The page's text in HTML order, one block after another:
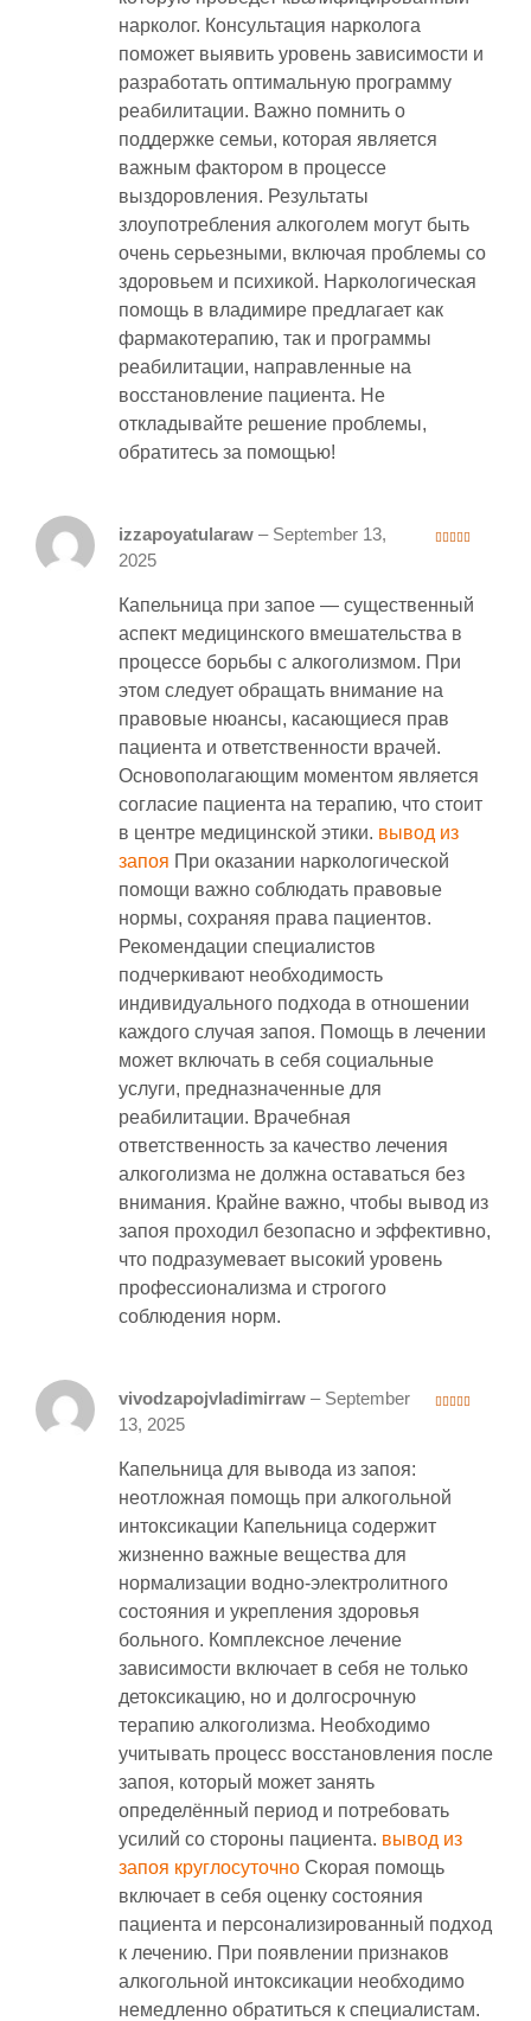
нарколог. Консультация нарколога
поможет выявить уровень зависимости и
разработать оптимальную программу
реабилитации. Важно помнить о
поддержке семьи, которая является
важным фактором в процессе
выздоровления. Результаты
злоупотребления алкоголем могут быть
очень серьезными, включая проблемы со
здоровьем и психикой. Наркологическая
помощь в владимире предлагает как
фармакотерапию, так и программы
реабилитации, направленные на
восстановление пациента. Не
откладывайте решение проблемы,
обратитесь за помощью!
izzapoyatularaw – September 13,
2025
Капельница при запое — существенный
аспект медицинского вмешательства в
процессе борьбы с алкоголизмом. При
этом следует обращать внимание на
правовые нюансы, касающиеся прав
пациента и ответственности врачей.
Основополагающим моментом является
согласие пациента на терапию, что стоит
в центре медицинской этики. вывод из
запоя При оказании наркологической
помощи важно соблюдать правовые
нормы, сохраняя права пациентов.
Рекомендации специалистов
подчеркивают необходимость
индивидуального подхода в отношении
каждого случая запоя. Помощь в лечении
может включать в себя социальные
услуги, предназначенные для
реабилитации. Врачебная
ответственность за качество лечения
алкоголизма не должна оставаться без
внимания. Крайне важно, чтобы вывод из
запоя проходил безопасно и эффективно,
что подразумевает высокий уровень
профессионализма и строгого
соблюдения норм.
vivodzapojvladimirraw – September
13, 2025
Капельница для вывода из запоя:
неотложная помощь при алкогольной
интоксикации Капельница содержит
жизненно важные вещества для
нормализации водно-электролитного
состояния и укрепления здоровья
больного. Комплексное лечение
зависимости включает в себя не только
детоксикацию, но и долгосрочную
терапию алкоголизма. Необходимо
учитывать процесс восстановления после
запоя, который может занять
определённый период и потребовать
усилий со стороны пациента. вывод из
запоя круглосуточно Скорая помощь
включает в себя оценку состояния
пациента и персонализированный подход
к лечению. При появлении признаков
алкогольной интоксикации необходимо
немедленно обратиться к специалистам.